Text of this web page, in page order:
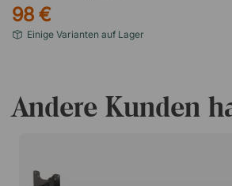
98 €
Einige Varianten auf Lager
Andere Kunden